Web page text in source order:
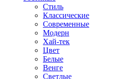
Стиль
Классические
Современные
Модерн
Хай-тек
Цвет
Белые
Венге
Светлые